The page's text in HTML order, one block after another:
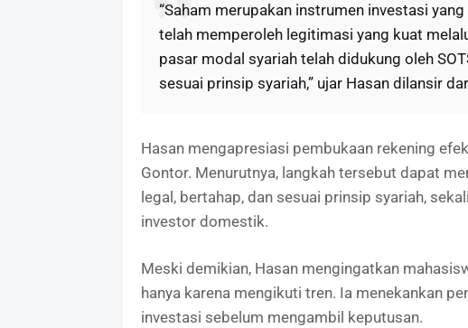
“Saham merupakan instrumen investasi
telah memperoleh legitimasi yang kuat
pasar modal syariah telah didukung oleh
sesuai prinsip syariah,” ujar Hasan dilansir
Hasan mengapresiasi pembukaan rekening
Gontor. Menurutnya, langkah tersebut dapat
legal, bertahap, dan sesuai prinsip syariah,
investor domestik.
Meski demikian, Hasan mengingatkan
hanya karena mengikuti tren. Ia menekankan
investasi sebelum mengambil keputusan.